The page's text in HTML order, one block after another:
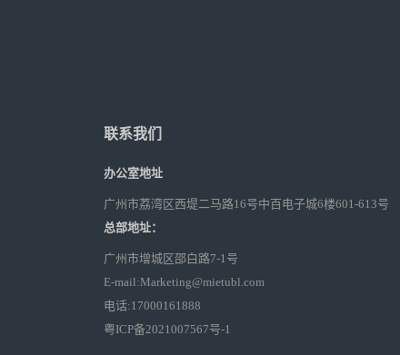
联系我们
办公室地址
广州市荔湾区西堤二马路16号中百电子城6楼601-613号
总部地址：
广州市增城区邵白路7-1号
E-mail:Marketing@mietubl.com
电话:17000161888
粤ICP备2021007567号-1